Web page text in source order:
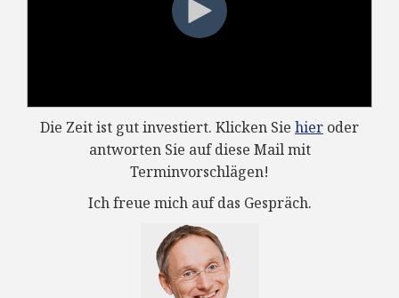
Die Zeit ist gut investiert. Klicken Sie hier oder
antworten Sie auf diese Mail mit
Terminvorschlägen!
Ich freue mich auf das Gespräch.